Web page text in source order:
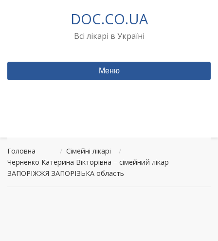
DOC.CO.UA
Всі лікарі в Україні
Меню
Головна / Сімейні лікарі
/
Черненко Катерина Вікторівна – сімейний лікар
ЗАПОРІЖЖЯ ЗАПОРІЗЬКА область